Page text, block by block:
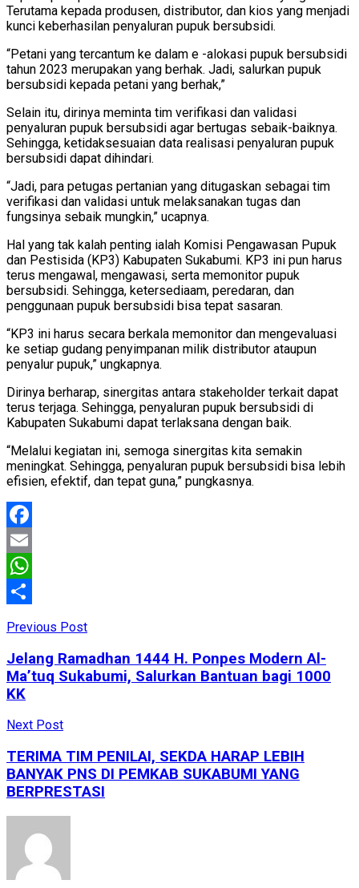
Terutama kepada produsen, distributor, dan kios yang menjadi
kunci keberhasilan penyaluran pupuk bersubsidi.
“Petani yang tercantum ke dalam e -alokasi pupuk bersubsidi
tahun 2023 merupakan yang berhak. Jadi, salurkan pupuk
bersubsidi kepada petani yang berhak,”
Selain itu, dirinya meminta tim verifikasi dan validasi
penyaluran pupuk bersubsidi agar bertugas sebaik-baiknya.
Sehingga, ketidaksesuaian data realisasi penyaluran pupuk
bersubsidi dapat dihindari.
“Jadi, para petugas pertanian yang ditugaskan sebagai tim
verifikasi dan validasi untuk melaksanakan tugas dan
fungsinya sebaik mungkin,” ucapnya.
Hal yang tak kalah penting ialah Komisi Pengawasan Pupuk
dan Pestisida (KP3) Kabupaten Sukabumi. KP3 ini pun harus
terus mengawal, mengawasi, serta memonitor pupuk
bersubsidi. Sehingga, ketersediaam, peredaran, dan
penggunaan pupuk bersubsidi bisa tepat sasaran.
“KP3 ini harus secara berkala memonitor dan mengevaluasi
ke setiap gudang penyimpanan milik distributor ataupun
penyalur pupuk,” ungkapnya.
Dirinya berharap, sinergitas antara stakeholder terkait dapat
terus terjaga. Sehingga, penyaluran pupuk bersubsidi di
Kabupaten Sukabumi dapat terlaksana dengan baik.
“Melalui kegiatan ini, semoga sinergitas kita semakin
meningkat. Sehingga, penyaluran pupuk bersubsidi bisa lebih
efisien, efektif, dan tepat guna,” pungkasnya.
Facebook
Email
WhatsApp
Previous Post
Jelang Ramadhan 1444 H. Ponpes Modern Al-
Ma’tuq Sukabumi, Salurkan Bantuan bagi 1000
KK
Next Post
TERIMA TIM PENILAI, SEKDA HARAP LEBIH
BANYAK PNS DI PEMKAB SUKABUMI YANG
BERPRESTASI